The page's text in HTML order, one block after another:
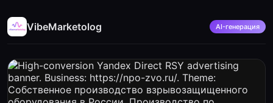
VibeMarketolog AI-генерация